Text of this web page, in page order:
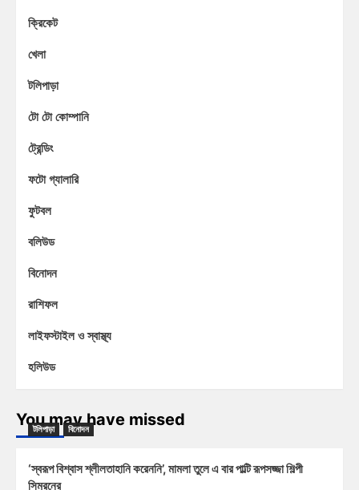
ক্রিকেট
খেলা
টলিপাড়া
টো টো কোম্পানি
ট্রেন্ডিং
ফটো গ্যালারি
ফুটবল
বলিউড
বিনোদন
রাশিফল
লাইফস্টাইল ও স্বাস্থ্য
হলিউড
You may have missed
টলিপাড়া বিনোদন
‘স্বরূপ বিশ্বাস শ্লীলতাহানি করেননি’, মামলা তুলে এ বার পাল্টি রূপসজ্জা শিল্পী
সিমরনের